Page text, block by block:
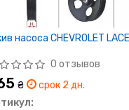
насоса CHEVROLET
0 отзывов
₴
срок 2 дн.